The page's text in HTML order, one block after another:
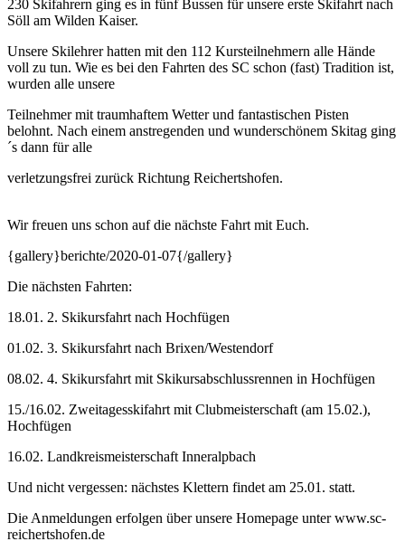
230 Skifahrern ging es in fünf Bussen für unsere erste Skifahrt nach
Söll am Wilden Kaiser.
Unsere Skilehrer hatten mit den 112 Kursteilnehmern alle Hände
voll zu tun. Wie es bei den Fahrten des SC schon (fast) Tradition ist,
wurden alle unsere
Teilnehmer mit traumhaftem Wetter und fantastischen Pisten
belohnt. Nach einem anstregenden und wunderschönem Skitag ging
´s dann für alle
verletzungsfrei zurück Richtung Reichertshofen.
Wir freuen uns schon auf die nächste Fahrt mit Euch.
{gallery}berichte/2020-01-07{/gallery}
Die nächsten Fahrten:
18.01. 2. Skikursfahrt nach Hochfügen
01.02. 3. Skikursfahrt nach Brixen/Westendorf
08.02. 4. Skikursfahrt mit Skikursabschlussrennen in Hochfügen
15./16.02. Zweitagesskifahrt mit Clubmeisterschaft (am 15.02.),
Hochfügen
16.02. Landkreismeisterschaft Inneralpbach
Und nicht vergessen: nächstes Klettern findet am 25.01. statt.
Die Anmeldungen erfolgen über unsere Homepage unter www.sc-
reichertshofen.de